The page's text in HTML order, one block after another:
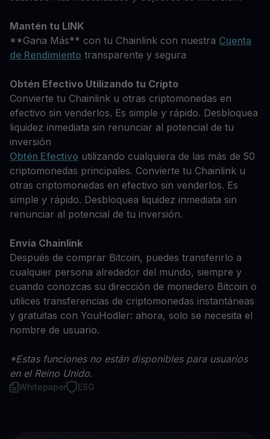
Mantén tu LINK
**Gana Más** con tu Chainlink con nuestra Cuenta
de Rendimiento transparente y segura
Obtén Efectivo Utilizando tu Cripto
Convierte tu Chainlink u otras criptomonedas en
efectivo sin venderlos. Es simple y rápido. Desbloquea
liquidez inmediata sin renunciar al potencial de tu
inversión
Obtén Efectivo utilizando cualquiera de las más de 50
criptomonedas principales. Convierte tu Chainlink u
otras criptomonedas en efectivo sin venderlos. Es
simple y rápido. Desbloquea liquidez inmediata sin
renunciar al potencial de tu inversión.
Envía Chainlink
Después de comprar Bitcoin, puedes transferirlo a
cualquier persona alrededor del mundo, siempre y
cuando conozcas su dirección de monedero Bitcoin o
utilices transferencias de criptomonedas instantáneas
y gratuitas con YouHodler: ahora, solo se necesita el
nombre de usuario.
*Estas funciones no están disponibles para usuarios
en el Reino Unido.
Whitepaper ESG